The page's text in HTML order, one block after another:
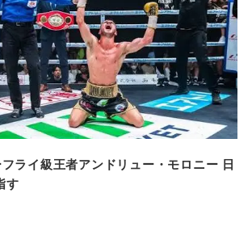
ライ級王者アンドリュー・モロニー 日
す